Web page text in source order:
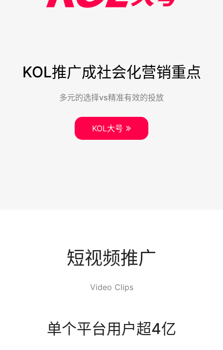
KOL推广成社会化营销重点
多元的选择vs精准有效的投放
KOL大号
短视频推广
Video Clips
单个平台用户超4亿